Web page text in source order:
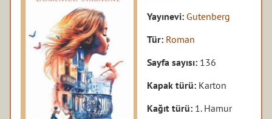
Yayınevi: Gutenberg
Tür: Roman
Sayfa sayısı: 136
Kapak türü: Karton
Kağıt türü: 1. Hamur